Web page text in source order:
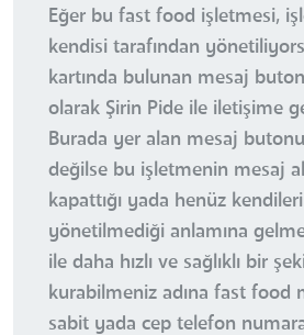
Eğer bu fast food işletmesi,
kendisi tarafından
kartında bulunan mesaj
olarak Şirin Pide ile iletişime
Burada yer alan mesaj
değilse bu işletmenin mesaj
kapattığı yada henüz
yönetilmediği anlamına
ile daha hızlı ve sağlıklı bir
kurabilmeniz adına fast food
sabit yada cep telefon